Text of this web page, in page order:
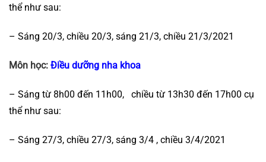
thể như sau:
– Sáng 20/3, chiều 20/3, sáng 21/3, chiều 21/3/2021
Môn học: Điều dưỡng nha khoa
– Sáng từ 8h00 đến 11h00, chiều từ 13h30 đến 17h00 cụ
thể như sau:
– Sáng 27/3, chiều 27/3, sáng 3/4 , chiều 3/4/2021